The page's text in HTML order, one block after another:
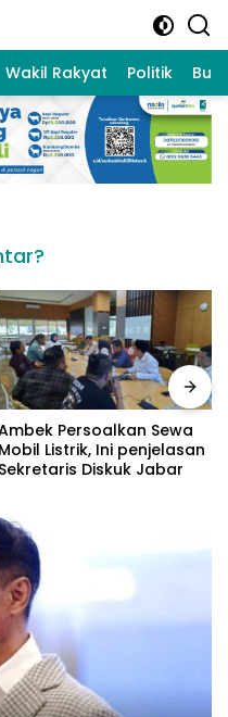
Wakil Rakyat Politik
Persoalkan Sewa
Mobil Listrik, Ini penjelasan
Sekretaris Diskuk Jabar